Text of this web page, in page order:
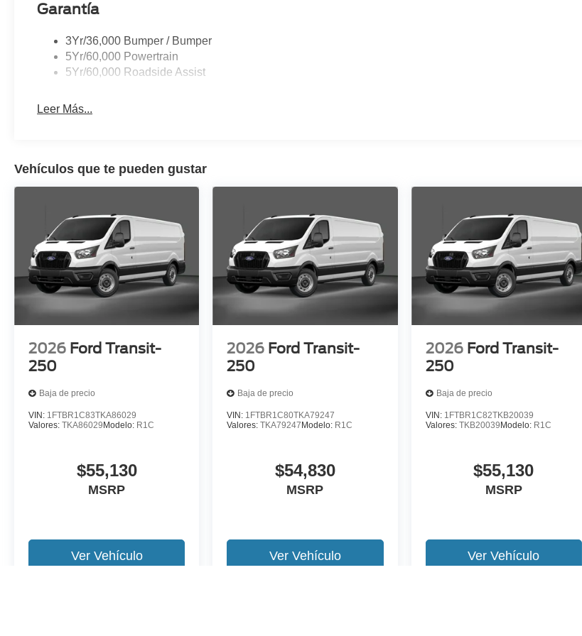
Garantía
3Yr/36,000 Bumper / Bumper
5Yr/60,000 Powertrain
5Yr/60,000 Roadside Assist
Leer Más...
Vehículos que te pueden gustar
2026 Ford Transit-
250
Baja de precio
VIN: 1FTBR1C83TKA86029
Valores: TKA86029 Modelo: R1C
$55,130
MSRP
Ver Vehículo
2026 Ford Transit-
250
Baja de precio
VIN: 1FTBR1C80TKA79247
Valores:TKA79247 Modelo: R1C
$54,830
MSRP
Ver Vehículo
2026 Ford Transit-
250
Baja de precio
VIN: 1FTBR1C82TKB20039
Valores: TKB20039 Modelo: R1C
$55,130
MSRP
Ver Vehículo